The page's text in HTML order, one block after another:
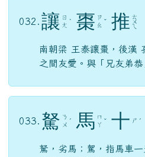
032. 讓 ㄖ
ㄤ ˋ 棗 ㄗ
ㄠ ˇ 推 ㄊ
ㄨ
ㄟ
南朝梁 王泰讓棗，後漢
之間友愛。與「兄友弟恭
033. 駑 ㄋ
ㄨ ˊ 馬 ㄇ
ㄚ ˇ 十 ㄕ ˊ
駑，劣馬；駕，指馬車